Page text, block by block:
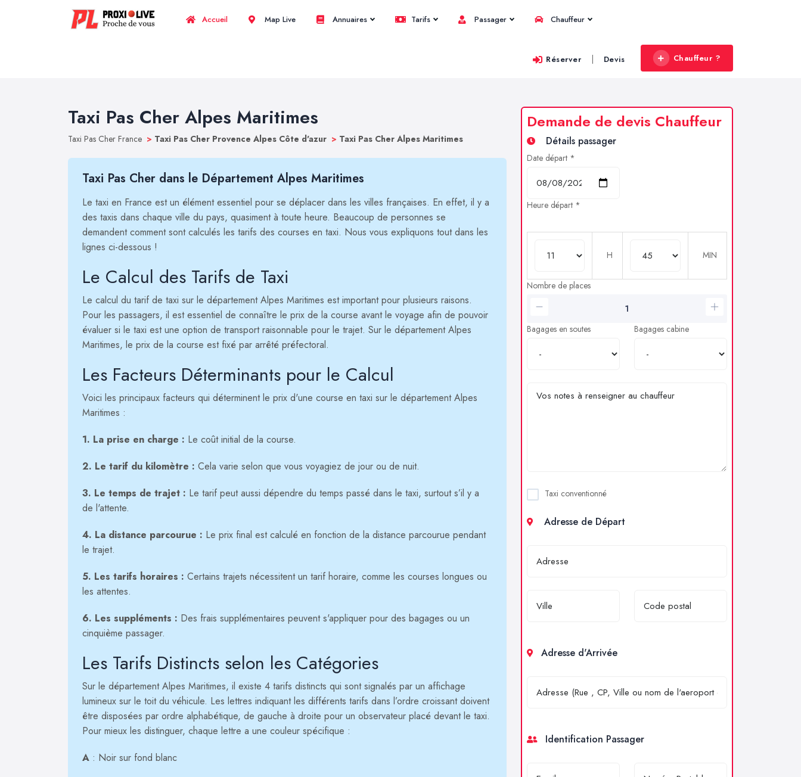
Accueil Map Live Annuaires Tarifs Passager Chauffeur
Réserver | Devis Chauffeur ?
Taxi Pas Cher Alpes Maritimes
Taxi Pas Cher France > Taxi Pas Cher Provence Alpes Côte d'azur > Taxi Pas Cher Alpes Maritimes
Taxi Pas Cher dans le Département Alpes Maritimes
Le taxi en France est un élément essentiel pour se déplacer dans les villes françaises. En effet, il y a
des taxis dans chaque ville du pays, quasiment à toute heure. Beaucoup de personnes se
demandent comment sont calculés les tarifs des courses en taxi. Nous vous expliquons tout dans les
lignes ci-dessous !
Le Calcul des Tarifs de Taxi
Le calcul du tarif de taxi sur le département Alpes Maritimes est important pour plusieurs raisons.
Pour les passagers, il est essentiel de connaître le prix de la course avant le voyage afin de pouvoir
évaluer si le taxi est une option de transport raisonnable pour le trajet. Sur le département Alpes
Maritimes, le prix de la course est fixé par arrêté préfectoral.
Les Facteurs Déterminants pour le Calcul
Voici les principaux facteurs qui déterminent le prix d'une course en taxi sur le département Alpes
Maritimes :
1. La prise en charge : Le coût initial de la course.
2. Le tarif du kilomètre : Cela varie selon que vous voyagiez de jour ou de nuit.
3. Le temps de trajet : Le tarif peut aussi dépendre du temps passé dans le taxi, surtout s’il y a
de l'attente.
4. La distance parcourue : Le prix final est calculé en fonction de la distance parcourue pendant
le trajet.
5. Les tarifs horaires : Certains trajets nécessitent un tarif horaire, comme les courses longues ou
les attentes.
6. Les suppléments : Des frais supplémentaires peuvent s'appliquer pour des bagages ou un
cinquième passager.
Les Tarifs Distincts selon les Catégories
Sur le département Alpes Maritimes, il existe 4 tarifs distincts qui sont signalés par un affichage
lumineux sur le toit du véhicule. Les lettres indiquant les différents tarifs dans l’ordre croissant doivent
être disposées par ordre alphabétique, de gauche à droite pour un observateur placé devant le taxi.
Pour mieux les distinguer, chaque lettre a une couleur spécifique :
A : Noir sur fond blanc
Demande de devis Chauffeur
Détails passager
Date départ *
Heure départ *
H MIN
Nombre de places
Bagages en soutes Bagages cabine
Taxi conventionné
Adresse de Départ
Adresse d'Arrivée
Identification Passager